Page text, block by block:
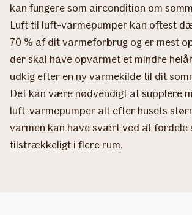
kan fungere som aircondition om
Luft til luft-varmepumper kan oftest
70 % af dit varmeforbrug og er mest
der skal have opvarmet et mindre
udkig efter en ny varmekilde til dit
Det kan være nødvendigt at supplere
luft-varmepumper alt efter husets
varmen kan have svært ved at fordele
tilstrækkeligt i flere rum.